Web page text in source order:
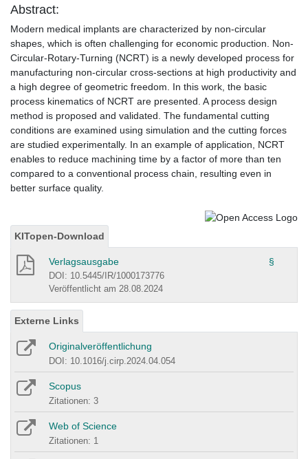
Abstract:
Modern medical implants are characterized by non-circular
shapes, which is often challenging for economic production. Non-
Circular-Rotary-Turning (NCRT) is a newly developed process for
manufacturing non-circular cross-sections at high productivity and
a high degree of geometric freedom. In this work, the basic
process kinematics of NCRT are presented. A process design
method is proposed and validated. The fundamental cutting
conditions are examined using simulation and the cutting forces
are studied experimentally. In an example of application, NCRT
enables to reduce machining time by a factor of more than ten
compared to a conventional process chain, resulting even in
better surface quality.
KITopen-Download
Verlagsausgabe §
DOI: 10.5445/IR/1000173776
Veröffentlicht am 28.08.2024
Externe Links
Originalveröffentlichung
DOI: 10.1016/j.cirp.2024.04.054
Scopus
Zitationen: 3
Web of Science
Zitationen: 1